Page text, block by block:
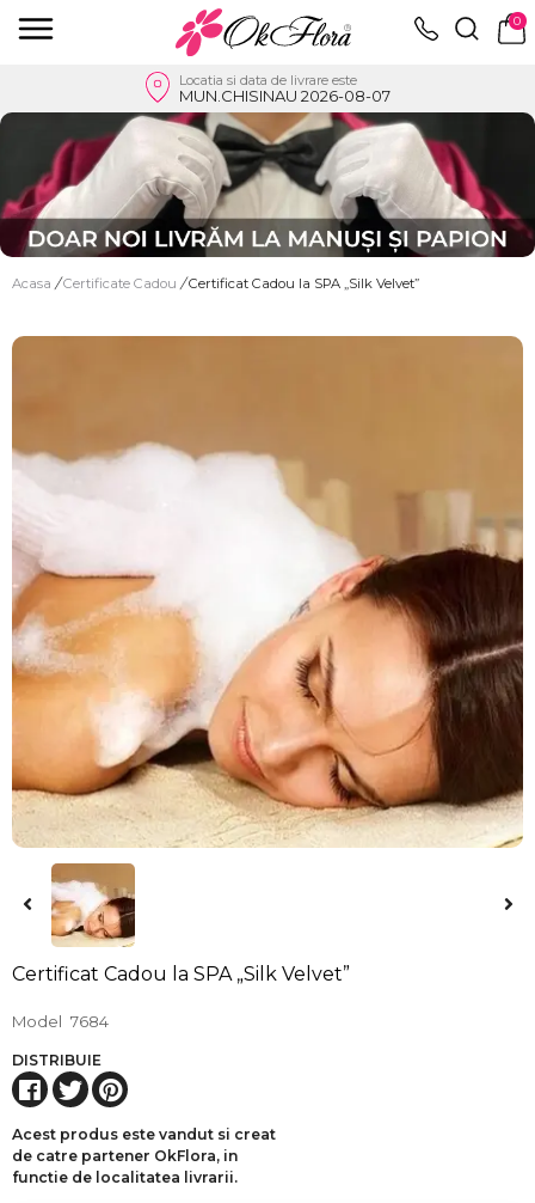
0
Locatia si data de livrare este
MUN.CHISINAU 2026-08-07
Acasa / Certificate Cadou / Certificat Cadou la SPA „Silk Velvet”
Certificat Cadou la SPA „Silk Velvet”
Model 7684
DISTRIBUIE
Acest produs este vandut si creat
de catre partener OkFlora, in
functie de localitatea livrarii.